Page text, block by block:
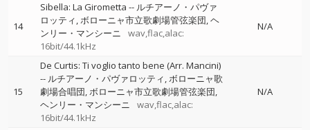
14
Sibella: La Girometta -- ルチアーノ・パヴァ
ロッティ ボローニャ市立歌劇場管弦楽団 ヘ
ンリー・マンシーニ
wav,flac,alac:
16bit/44.1kHz
N/A
15
De Curtis: Ti voglio tanto bene (Arr. Mancini)
-- ルチアーノ・パヴァロッティ ボローニャ歌
劇場合唱団 ボローニャ市立歌劇場管弦楽団
ヘンリー・マンシーニ
wav,flac,alac:
16bit/44.1kHz
N/A